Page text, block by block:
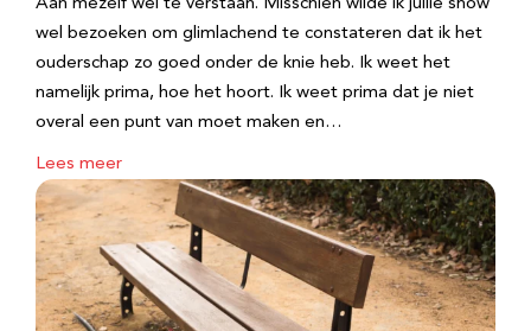
Aan mezelf wel te verstaan. Misschien wilde ik jullie show
wel bezoeken om glimlachend te constateren dat ik het
ouderschap zo goed onder de knie heb. Ik weet het
namelijk prima, hoe het hoort. Ik weet prima dat je niet
overal een punt van moet maken en…
Lees meer